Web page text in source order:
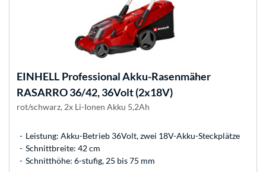
EINHELL Professional Akku-Rasenmäher
RASARRO 36/42, 36Volt (2x18V)
rot/schwarz, 2x Li-Ionen Akku 5,2Ah
Leistung: Akku-Betrieb 36Volt, zwei 18V-Akku-Steckplätze
Schnittbreite: 42 cm
Schnitthöhe: 6-stufig, 25 bis 75 mm